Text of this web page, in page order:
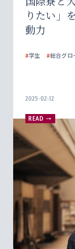
りたい」
動力
#学生 #総合グロ
2025-02-12
READ